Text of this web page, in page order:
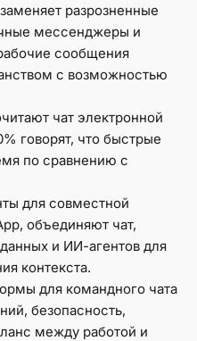
разрозненные
мессенджеры и
сообщения
с возможностью
чат электронной
говорят, что быстрые
по сравнению с
для совместной
объединяют чат,
и ИИ-агентов для
контекста.
для командного чата
безопасность,
между работой и